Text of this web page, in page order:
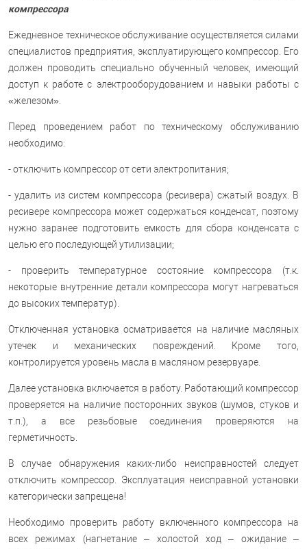
компрессора
Ежедневное техническое обслуживание осуществляется силами
специалистов предприятия, эксплуатирующего компрессор. Его
должен проводить специально обученный человек, имеющий
доступ к работе с электрооборудованием и навыки работы с
«железом».
Перед проведением работ по техническому обслуживанию
необходимо:
- отключить компрессор от сети электропитания;
- удалить из систем компрессора (ресивера) сжатый воздух. В
ресивере компрессора может содержаться конденсат, поэтому
нужно заранее подготовить емкость для сбора конденсата с
целью его последующей утилизации;
- проверить температурное состояние компрессора (т.к.
некоторые внутренние детали компрессора могут нагреваться
до высоких температур).
Отключенная установка осматривается на наличие масляных
утечек и механических повреждений. Кроме того,
контролируется уровень масла в масляном резервуаре.
Далее установка включается в работу. Работающий компрессор
проверяется на наличие посторонних звуков (шумов, стуков и
т.п.), а все резьбовые соединения проверяются на
герметичность.
В случае обнаружения каких-либо неисправностей следует
отключить компрессор. Эксплуатация неисправной установки
категорически запрещена!
Необходимо проверить работу включенного компрессора на
всех режимах (нагнетание – холостой ход – ожидание –